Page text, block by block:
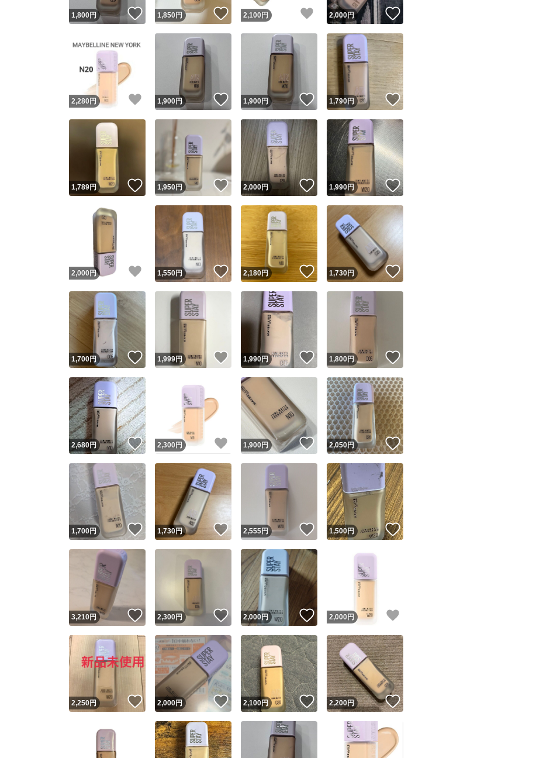
他フリマ実績◯+ このユーザーは他フリマサービスでの取引実績があります
スピード&安心発送
※このバッジは実績に基づく表示であり、発送を保証しているものではありません
スピード＆安心発送
このユーザーは高頻度で24時間以内＆設定した発送日数内に発送してい
ます
スピード発送 このユーザーは高頻度で24時間以内に発送しています
安心発送 このユーザーは設定した発送日数内に発送しています
出品ページへ
キャンセル
1,800円 いいね！
1,850円 いいね！
2,100 円 いいね！
2,000円
2,280 円 いいね！
1,900円 いいね！
1,900円 いいね！
1,790円 いいね！
1,789円 いいね！
1,950円 いいね！
2,000円 いいね！
1,990円 いいね！
2,000 円 いいね！
1,550円 いいね！
2,180円 いいね！
1,730円 いいね！
1,700円 いいね！
1,999円 いいね！
1,990円 いいね！
1,800円
2,680円 いいね！
2,300 円 いいね！
1,900円 いいね！
2,050円 いいね！
1,700円 いいね！
1,730円 いいね！
2,555円 いいね！
1,500円 いいね！
3,210円 いいね！
2,300円 いいね！
2,000円 いいね！
2,000 円
2,250円 いいね！
2,000円 いいね！
2,100円 いいね！
2,200円 いいね！